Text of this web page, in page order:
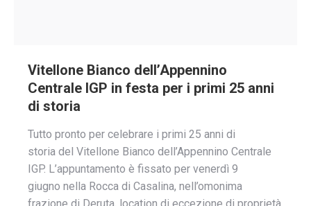
Vitellone Bianco dell’Appennino
Centrale IGP in festa per i primi 25 anni
di storia
Tutto pronto per celebrare i primi 25 anni di
storia del Vitellone Bianco dell’Appennino Centrale
IGP. L’appuntamento è fissato per venerdì 9
giugno nella Rocca di Casalina, nell’omonima